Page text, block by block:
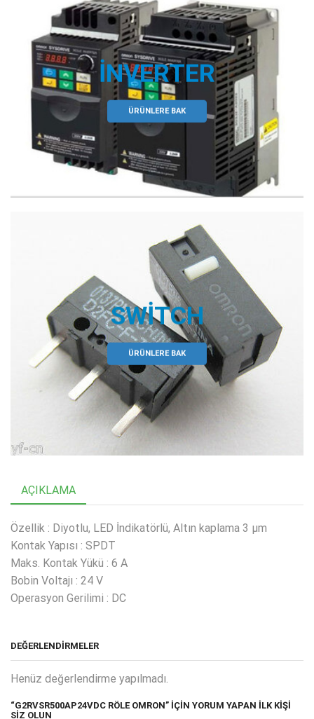
İNVERTER
ÜRÜNLERE BAK
SWITCH
ÜRÜNLERE BAK
AÇIKLAMA
Özellik : Diyotlu, LED İndikatörlü, Altın kaplama 3 µm
Kontak Yapısı : SPDT
Maks. Kontak Yükü : 6 A
Bobin Voltajı : 24 V
Operasyon Gerilimi : DC
DEĞERLENDIRMELER
Henüz değerlendirme yapılmadı.
“G2RVSR500AP24VDC RÖLE OMRON” IÇIN YORUM YAPAN ILK KIŞI
SIZ OLUN